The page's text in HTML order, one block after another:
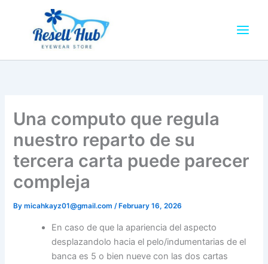
Una computo que regula
nuestro reparto de su
tercera carta puede parecer
compleja
Bymicahkayz01@gmail.com/ February 16, 2026
En caso de que la apariencia del aspecto
desplazandolo hacia el pelo/indumentarias de el
banca es 5 o bien nueve con las dos cartas